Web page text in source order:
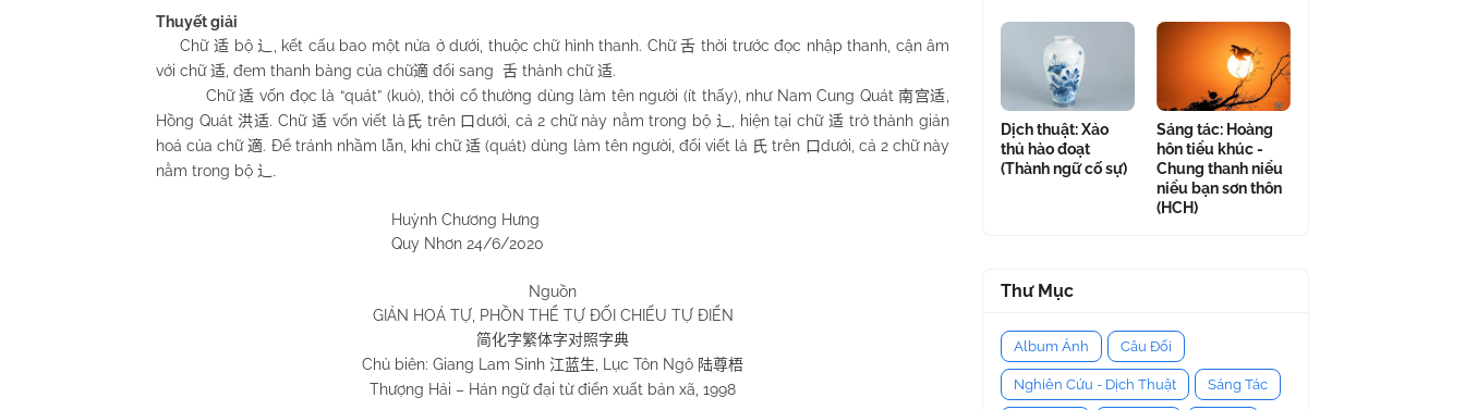
Thuyết giải
Chữ 适 bộ辶 , kết cấu bao một nửa ở dưới, thuộc chữ hình thanh. Chữ舌 thời trước đọc nhập thanh, cận âm
với chữ 适 , đem thanh bàng của chữ適 đổi sang 舌 thành chữ 适.
Chữ适 vốn đọc là “quát” (kuò), thời cổ thường dùng làm tên người (ít thấy), như Nam Cung Quát南宫适
Hồng Quát洪适. Chữ 适 vốn viết là 氏 trên 口 dưới, cả 2 chữ này nằm trong bộ 辶 , hiện tại chữ 适 trở thành giản
hoá của chữ適. Để tránh nhầm lẫn, khi chữ适 (quát) dùng làm tên người, đổi viết là 氏 trên 口dưới, cả 2 chữ này
nằm trong bộ 辶.
Huỳnh Chương Hưng
Quy Nhơn 24/6/2020
Nguồn
GIẢN HOÁ TỰ, PHỒN THỂ TỰ ĐỐI CHIẾU TỰ ĐIỂN
简化字繁体字对照字典
Chủ biên: Giang Lam Sinh 江蓝生 , Lục Tôn Ngô 陆尊梧
Thượng Hải – Hán ngữ đại từ điển xuất bản xã, 1998
Dịch thuật: Xảo
thủ hào đoạt
(Thành ngữ cố sự)
Sáng tác: Hoàng
hôn tiểu khúc -
Chung thanh niểu
niểu bạn sơn thôn
(HCH)
Thư Mục
Album Ảnh Câu Đối
Nghiên Cứu - Dịch Thuật Sáng Tác